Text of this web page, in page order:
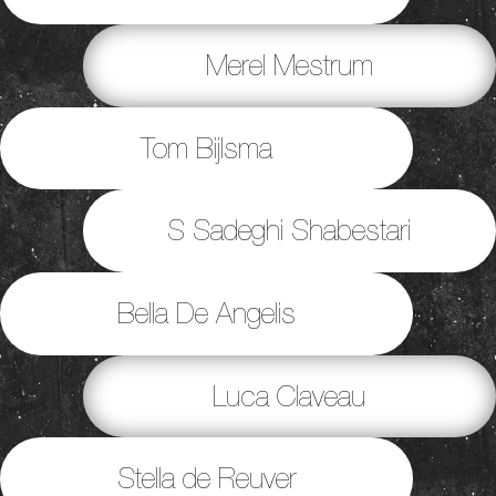
Merel Mestrum
Tom Bijlsma
S Sadeghi Shabestari
Bella De Angelis
Luca Claveau
Stella de Reuver